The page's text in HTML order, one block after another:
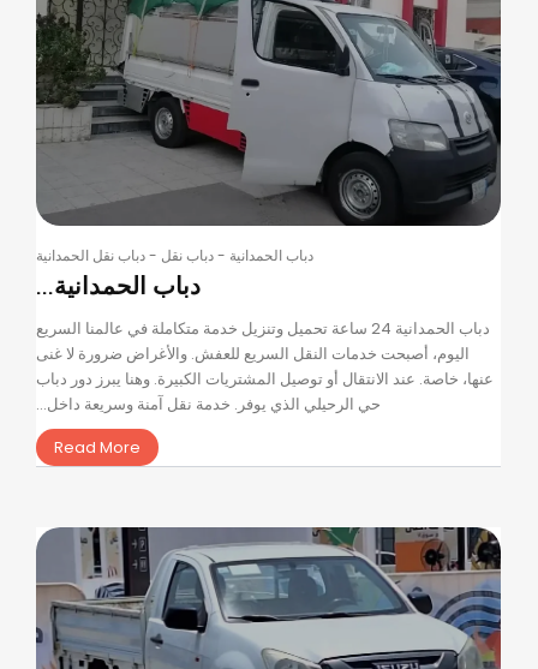
دباب الحمدانية -دباب نقل -دباب نقل الحمدانية
دباب الحمدانية...
دباب الحمدانية 24 ساعة تحميل وتنزيل خدمة متكاملة في عالمنا السريع
اليوم، أصبحت خدمات النقل السريع للعفش. والأغراض ضرورة لا غنى
عنها، خاصة. عند الانتقال أو توصيل المشتريات الكبيرة. وهنا يبرز دور دباب
حي الرحيلي الذي يوفر. خدمة نقل آمنة وسريعة داخل...
Read More